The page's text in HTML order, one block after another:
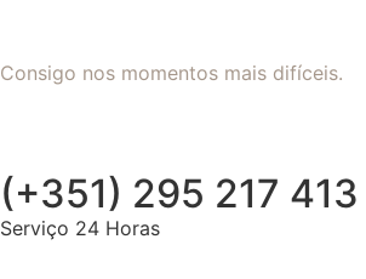
Consigo nos momentos mais difíceis.
(+351) 295 217 413
Serviço 24 Horas